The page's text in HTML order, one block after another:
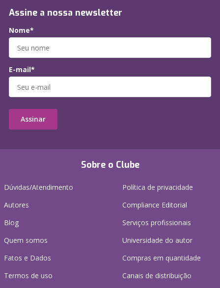
Sobre o Clube
Dúvidas/Atendimento
Autores
Blog
Quem somos
Fatos e Dados
Termos de uso
Política de privacidade
Compliance Editorial
Serviços profissionais
Universidade do autor
Compras em quantidade
Canais de distribuição
Assine a nossa newsletter
Nome*
E-mail*
Assinar